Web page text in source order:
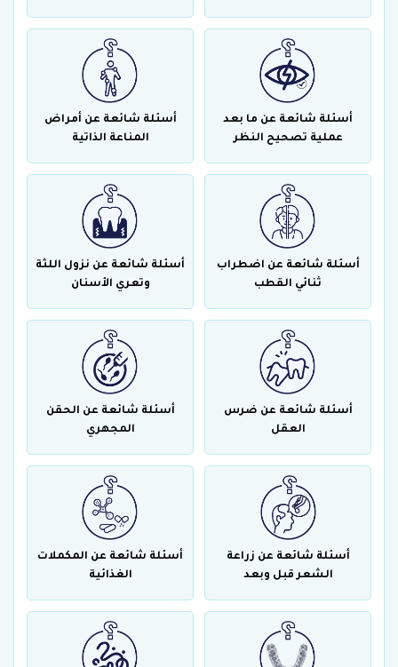
أسئلة شائعة عن ما بعد
عملية تصحيح النظر
أسئلة شائعة عن أمراض
المناعة الذاتية
أسئلة شائعة عن اضطراب
ثنائي القطب
أسئلة شائعة عن نزول اللثة
وتعري الأسنان
أسئلة شائعة عن ضرس
العقل
أسئلة شائعة عن الحقن
المجهري
أسئلة شائعة عن زراعة
الشعر قبل وبعد
أسئلة شائعة عن المكملات
الغذائية